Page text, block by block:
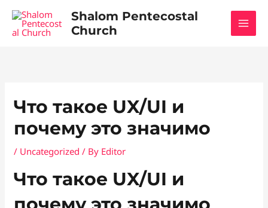
content
Shalom Pentecostal
Church
Что такое UX/UI и
почему это значимо
/ Uncategorized / By Editor
Что такое UX/UI и